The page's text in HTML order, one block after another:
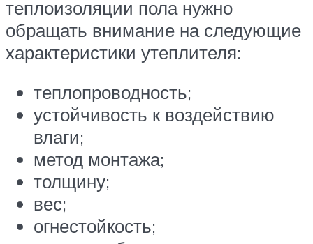
теплоизоляции пола нужно
обращать внимание на следующие
характеристики утеплителя:
теплопроводность;
устойчивость к воздействию
влаги;
метод монтажа;
толщину;
вес;
огнестойкость;